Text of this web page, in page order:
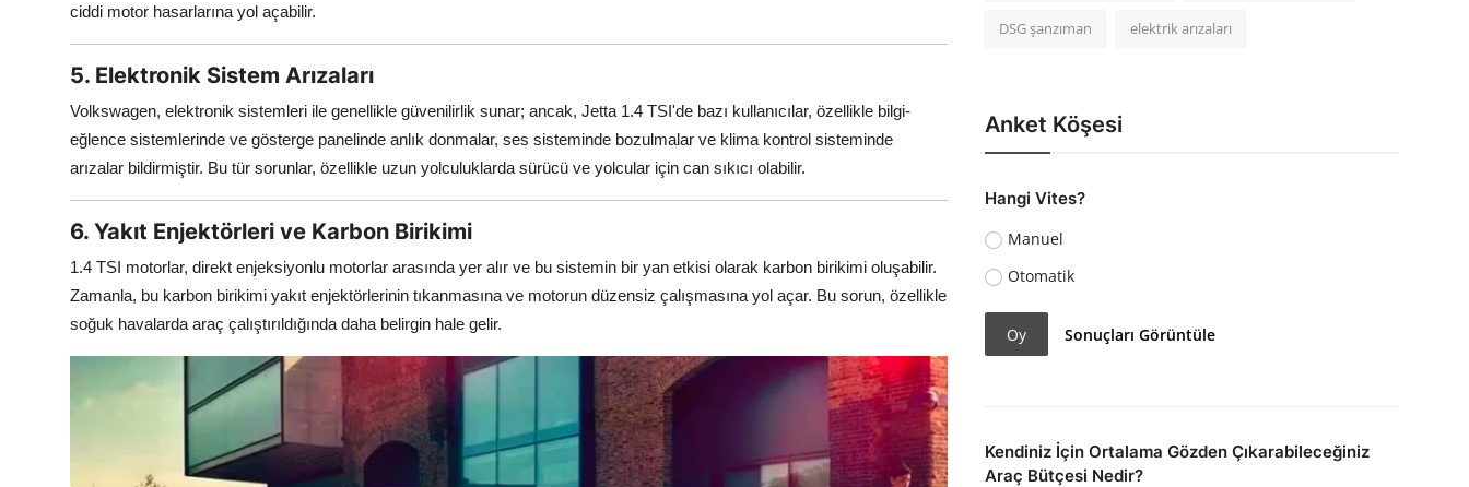
ciddi motor hasarlarına yol açabilir.
5. Elektronik Sistem Arızaları
Volkswagen, elektronik sistemleri ile genellikle güvenilirlik sunar; ancak, Jetta 1.4 TSI'de bazı kullanıcılar, özellikle bilgi-
eğlence sistemlerinde ve gösterge panelinde anlık donmalar, ses sisteminde bozulmalar ve klima kontrol sisteminde
arızalar bildirmiştir. Bu tür sorunlar, özellikle uzun yolculuklarda sürücü ve yolcular için can sıkıcı olabilir.
6. Yakıt Enjektörleri ve Karbon Birikimi
1.4 TSI motorlar, direkt enjeksiyonlu motorlar arasında yer alır ve bu sistemin bir yan etkisi olarak karbon birikimi oluşabilir.
Zamanla, bu karbon birikimi yakıt enjektörlerinin tıkanmasına ve motorun düzensiz çalışmasına yol açar. Bu sorun, özellikle
soğuk havalarda araç çalıştırıldığında daha belirgin hale gelir.
DSG şanzıman elektrik arızaları
Anket Köşesi
Hangi Vites?
Manuel
Otomatik
Oy Sonuçları Görüntüle
Kendiniz İçin Ortalama Gözden Çıkarabileceğiniz
Araç Bütçesi Nedir?